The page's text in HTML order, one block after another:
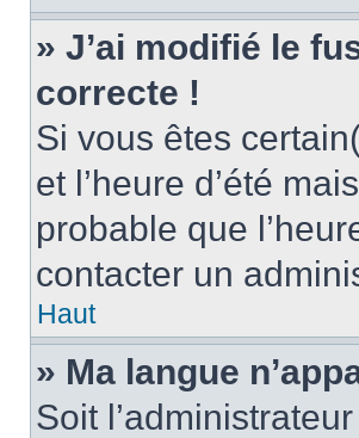
» J’ai modifié le
correcte !
Si vous êtes
et l’heure d’été
probable que
contacter un
Haut
» Ma langue
Soit